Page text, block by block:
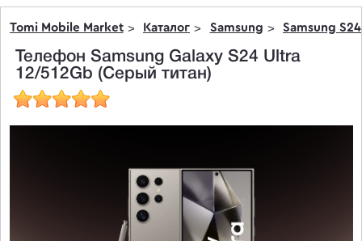
Tomi Mobile Market Каталог Samsung Samsung
Телефон Samsung Galaxy S24 Ultra
12/512Gb (Серый титан)